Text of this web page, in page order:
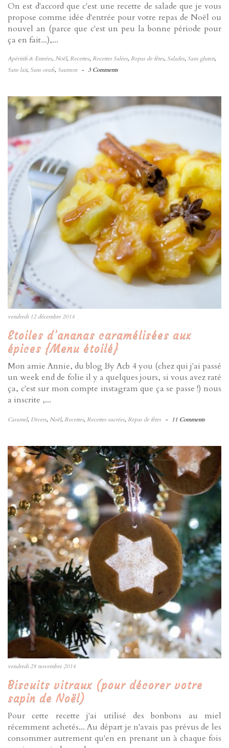
On est d'accord que c'est une recette de salade que je vous
propose comme idée d'entrée pour votre repas de Noël ou
nouvel an (parce que c'est un peu la bonne période pour
ça en fait...),...
Apéritifs & Entrées, Noël, Recettes, Recettes Salées, Repas de fêtes, Salades, Sans gluten,
Sans lait, Sans oeufs, Saumon - 3 Comments
vendredi 12 décembre 2014
Etoiles d’ananas caramélisées aux
épices {Menu étoilé}
Mon amie Annie, du blog By Acb 4 you (chez qui j'ai passé
un week end de folie il y a quelques jours, si vous avez raté
ça, c'est sur mon compte instagram que ça se passe !) nous
a inscrite ,...
Caramel, Divers, Noël, Recettes, Recettes sucrées, Repas de fêtes - 11 Comments
vendredi 28 novembre 2014
Biscuits vitraux (pour décorer votre
sapin de Noël)
Pour cette recette j'ai utilisé des bonbons au miel
récemment achetés... Au départ je n'avais pas prévus de les
consommer autrement qu'en en prenant un à chaque fois